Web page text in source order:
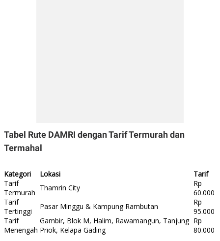
Tabel Rute DAMRI dengan Tarif Termurah dan
Termahal
Kategori Lokasi
Tarif
Tarif
Termurah
Thamrin City
Rp
60.000
Tarif
Tertinggi
Pasar Minggu & Kampung Rambutan
Rp
95.000
Tarif
Menengah
Gambir, Blok M, Halim, Rawamangun, Tanjung
Priok, Kelapa Gading
Rp
80.000